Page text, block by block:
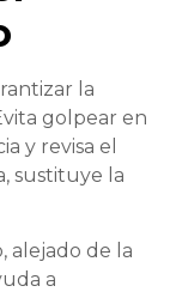
la
golpear en
y revisa el
sustituye la
alejado de la
a